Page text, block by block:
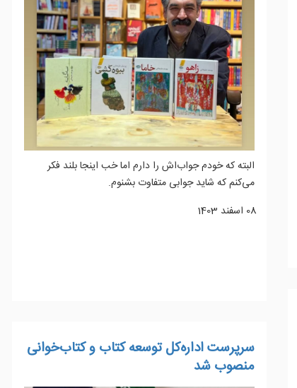
البته که خودم جواب‌اش را دارم اما خب اینجا بلند فکر
می‌کنم که شاید جوابی متفاوت بشنوم.
08 اسفند 1403
سرپرست اداره‌کل توسعه کتاب و کتاب‌خوانی
منصوب شد